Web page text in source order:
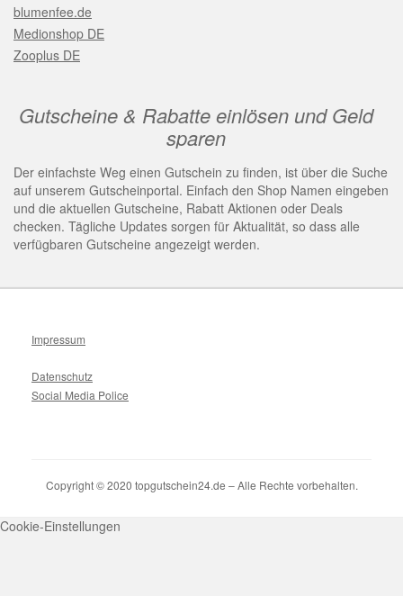
blumenfee.de
Medionshop DE
Zooplus DE
Gutscheine & Rabatte einlösen und Geld
sparen
Der einfachste Weg einen Gutschein zu finden, ist über die Suche
auf unserem Gutscheinportal. Einfach den Shop Namen eingeben
und die aktuellen Gutscheine, Rabatt Aktionen oder Deals
checken. Tägliche Updates sorgen für Aktualität, so dass alle
verfügbaren Gutscheine angezeigt werden.
Impressum
Datenschutz
Social Media Police
Copyright © 2020 topgutschein24.de – Alle Rechte vorbehalten.
Cookie-Einstellungen